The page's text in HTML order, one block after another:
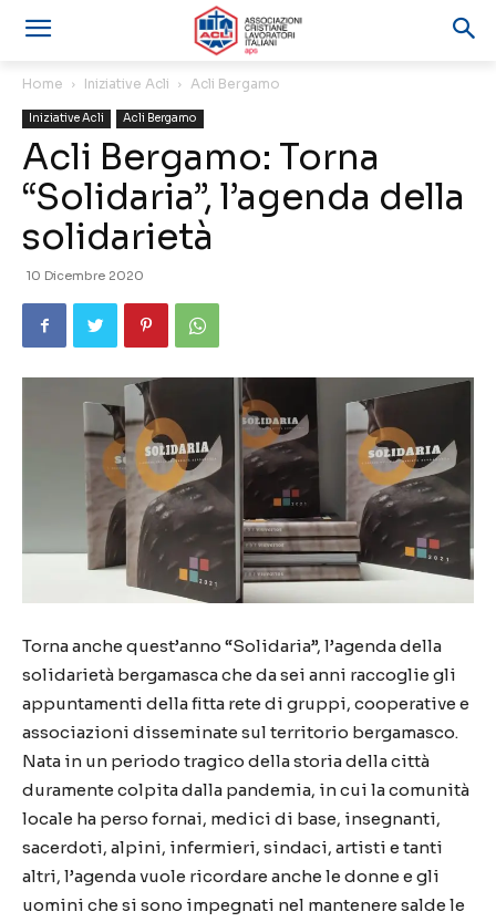
Home Iniziative Acli Acli Bergamo
Iniziative Acli Acli Bergamo
Acli Bergamo: Torna
“Solidaria”, l’agenda della
solidarietà
10 Dicembre 2020
Torna anche quest’anno “Solidaria”, l’agenda della
solidarietà bergamasca che da sei anni raccoglie gli
appuntamenti della fitta rete di gruppi, cooperative e
associazioni disseminate sul territorio bergamasco.
Nata in un periodo tragico della storiadella città
duramente colpita dalla pandemia, in cui la comunità
locale ha perso fornai, medici di base, insegnanti,
sacerdoti, alpini, infermieri, sindaci, artisti e tanti
altri, l’agenda vuole ricordare anche le donne e gli
uomini che si sono impegnati nel mantenere salde le